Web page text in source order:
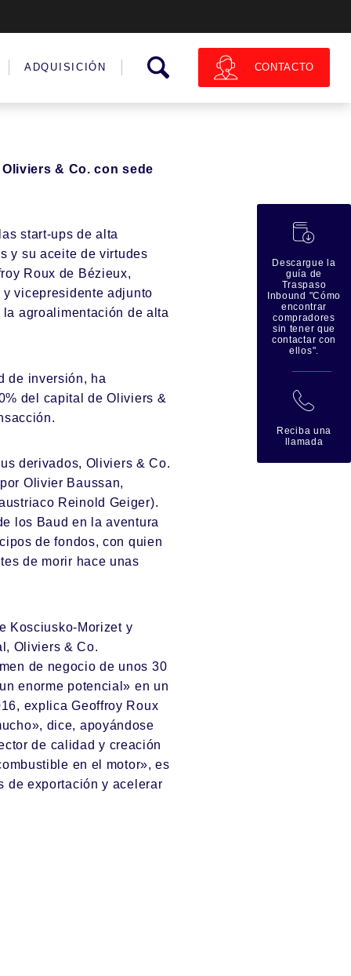
ADQUISICIÓN CONTACTO
Oliviers & Co. con sede
start-ups de alta
y su aceite de virtudes
Roux de Bézieux,
vicepresidente adjunto
agroalimentación de alta
de inversión, ha
del capital deOliviers &
derivados, Oliviers & Co.
Olivier Baussan,
Reinold Geiger).
los Baud en la aventura
de fondos, con quien
de morir hace unas
Kosciusko-Morizet y
Oliviers & Co.
de negocio de unos 30
enorme potencial» en un
explica Geoffroy Roux
dice, apoyándose
de calidad y creación
en el motor», es
de exportación y acelerar
蠟
Descargue la
guía de
Traspaso
Inbound "Cómo
encontrar
compradores
sin tener que
contactar con
ellos".
拉
Reciba una
llamada